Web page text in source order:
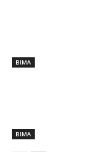
BIMA
BIMA